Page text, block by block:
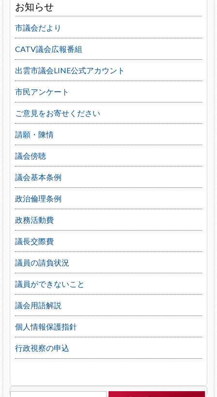
お知らせ
市議会だより
CATV議会広報番組
出雲市議会LINE公式アカウント
市民アンケート
ご意見をお寄せください
請願・陳情
議会傍聴
議会基本条例
政治倫理条例
政務活動費
議長交際費
議員の請負状況
議員ができないこと
議会用語解説
個人情報保護指針
行政視察の申込